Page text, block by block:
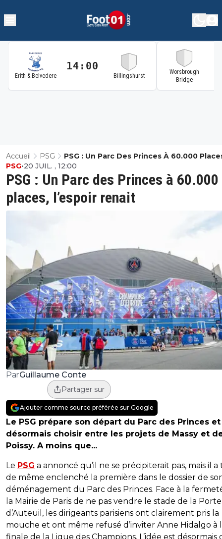
Erith & Belvedere
14:00
Billingshurst
Worsbrough
Bridge
Accueil PSG
PSG : Un Parc Des Princes À 60.000
L’espoir Renait
PSG : Un Parc des Princes à 60.000
places, l’espoir renait
PSG•20 JUIL. , 12:00
ParGuillaume Conte
Partager sur
Ajouter comme source préférée sur Google
Le PSG prépare son départ du Parc des Princes
désormais choisir entre les projets de Massy et
Poissy. A moins que...
Le PSG a annoncé qu’il ne se précipiterait pas, mais il
de même enclenché la première dans le dossier de
déménagement du Parc des Princes. Face à la
la Mairie de Paris de ne pas vendre le stade de la Porte
d’Auteuil, les dirigeants parisiens ont clairement pris la
mouche et ont même refusé d’inviter Anne Hidalgo à
finale de la Ligue des Champions. L’idée est désormais